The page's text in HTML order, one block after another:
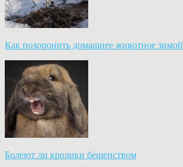
Как похоронить домашнее животное зимой
Болеют ли кролики бешенством